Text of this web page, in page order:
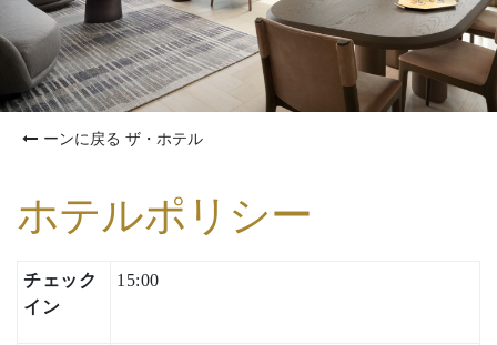
ーンに戻る ザ・ホテル
ホテルポリシー
チェック
イン
15:00